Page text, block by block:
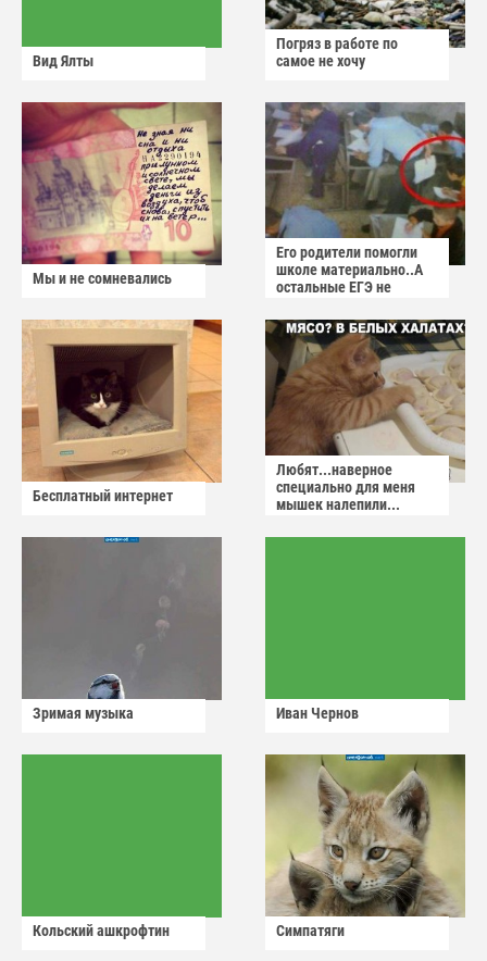
Вид Ялты
Погряз в работе по
самое не хочу
Мы и не сомневались
Его родители помогли
школе материально..А
остальные ЕГЭ не
Бесплатный интернет
Любят...наверное
специально для меня
мышек налепили...
Зримая музыка Иван Чернов
Кольский ашкрофтин Симпатяги